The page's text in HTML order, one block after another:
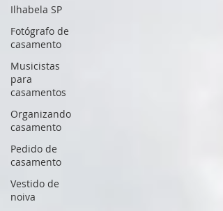
Ilhabela SP
Fotógrafo de
casamento
Musicistas
para
casamentos
Organizando
casamento
Pedido de
casamento
Vestido de
noiva